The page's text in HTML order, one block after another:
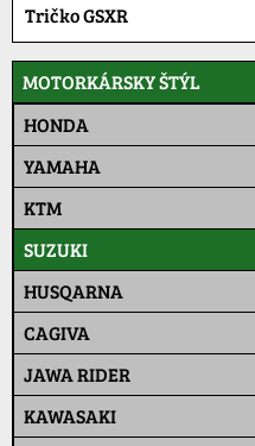
Tričko GSXR
MOTORKÁRSKY ŠTÝL
HONDA
YAMAHA
KTM
SUZUKI
HUSQARNA
CAGIVA
JAWA RIDER
KAWASAKI